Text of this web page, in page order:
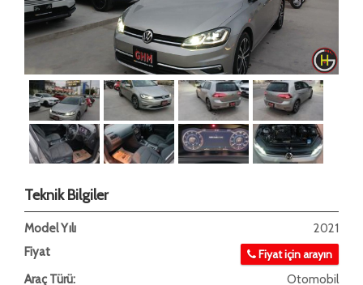
Teknik Bilgiler
Model Yılı
2021
Fiyat
Fiyat için arayın
Araç Türü:
Otomobil